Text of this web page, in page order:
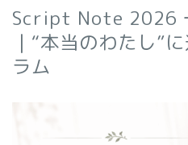
Script Note 2026
｜“本当のわたし”
ラム